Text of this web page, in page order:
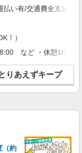
日払い有/週払い有/交
)＞
詳細を見る
い有/交通費全支給(ガ
！）
など ・休憩1h ・残
りあえずキープ
（約